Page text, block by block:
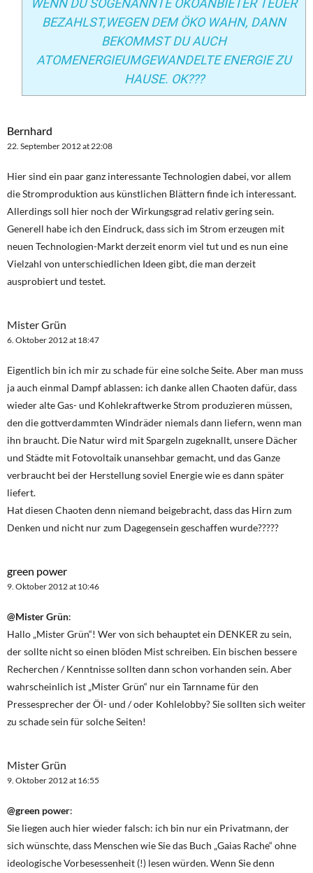
WENN DU SOGENANNTE ÖKOANBIETER TEUER
BEZAHLST,WEGEN DEM ÖKO WAHN, DANN
BEKOMMST DU AUCH
ATOMENERGIEUMGEWANDELTE ENERGIE ZU
HAUSE. OK???
Bernhard
22. September 2012 at 22:08
Hier sind ein paar ganz interessante Technologien dabei, vor allem
die Stromproduktion aus künstlichen Blättern finde ich interessant.
Allerdings soll hier noch der Wirkungsgrad relativ gering sein.
Generell habe ich den Eindruck, dass sich im Strom erzeugen mit
neuen Technologien-Markt derzeit enorm viel tut und es nun eine
Vielzahl von unterschiedlichen Ideen gibt, die man derzeit
ausprobiert und testet.
Mister Grün
6. Oktober 2012 at 18:47
Eigentlich bin ich mir zu schade für eine solche Seite. Aber man muss
ja auch einmal Dampf ablassen: ich danke allen Chaoten dafür, dass
wieder alte Gas- und Kohlekraftwerke Strom produzieren müssen,
den die gottverdammten Windräder niemals dann liefern, wenn man
ihn braucht. Die Natur wird mit Spargeln zugeknallt, unsere Dächer
und Städte mit Fotovoltaik unansehbar gemacht, und das Ganze
verbraucht bei der Herstellung soviel Energie wie es dann später
liefert.
Hat diesen Chaoten denn niemand beigebracht, dass das Hirn zum
Denken und nicht nur zum Dagegensein geschaffen wurde?????
green power
9. Oktober 2012 at 10:46
@Mister Grün:
Hallo „Mister Grün“! Wer von sich behauptet ein DENKER zu sein,
der sollte nicht so einen blöden Mist schreiben. Ein bischen bessere
Recherchen / Kenntnisse sollten dann schon vorhanden sein. Aber
wahrscheinlich ist „Mister Grün“ nur ein Tarnname für den
Pressesprecher der Öl- und / oder Kohlelobby? Sie sollten sich weiter
zu schade sein für solche Seiten!
Mister Grün
9. Oktober 2012 at 16:55
@green power:
Sie liegen auch hier wieder falsch: ich bin nur ein Privatmann, der
sich wünschte, dass Menschen wie Sie das Buch „Gaias Rache“ ohne
ideologische Vorbesessenheit (!) lesen würden. Wenn Sie denn